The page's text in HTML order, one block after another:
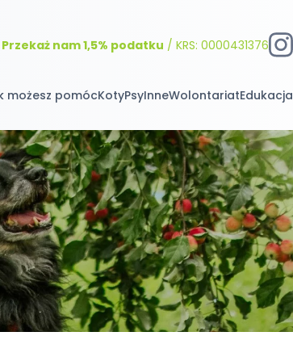
Przekaż nam 1,5% podatku / KRS: 0000431376
możesz pomócKotyPsyInneWolontariatEdukacja